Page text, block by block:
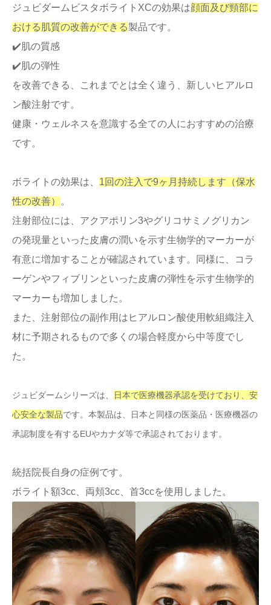
ジュビダームビスタボライトXCの効果は顔面及び頸部に
おける肌質の改善ができる製品です。
✔️肌の質感
✔️肌の弾性
を改善できる、これまでとは全く違う、新しいヒアルロ
ン酸注射です。
健康・ウェルネスを意識する全ての人におすすめの治療
です。
ボライトの効果は、 1回の注入で9ヶ月持続します（保水
性の改善）
。
注射部位には、アクアポリン3やグリコサミノグリカン
の発現量といった皮膚の潤いを示す生物学的マーカーが
有意に増加することが確認されています。同様に、コラ
ーゲンやフィブリンといった皮膚の弾性を示す生物学的
マーカーも増加しました。
また、注射部位の副作用はヒアルロン酸使用軟組織注入
材に予期されるもので多くの場合軽度から中等度でし
た。
ジュビダームシリーズは、
日本で医療機器承認を受けており、安
心安全な製品です。本製品は、日本と同様の医薬品・医療機器の
承認制度を有するEUやカナダ等で承認されております。
統括院長自身の症例です。
ボライト額3cc、両頬3cc、首3ccを使用しました。